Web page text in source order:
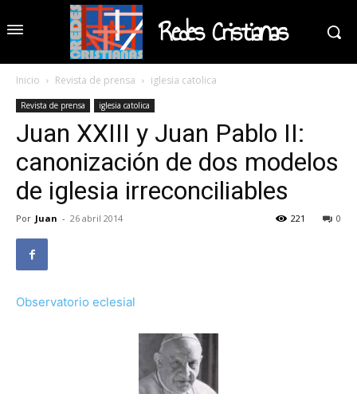
Redes Cristianas
Inicio Revista de prensa iglesia catolica
Revista de prensa iglesia catolica
Juan XXIII y Juan Pablo II:
canonización de dos modelos
de iglesia irreconciliables
Por Juan - 26 abril 2014 0
221
Observatorio eclesial